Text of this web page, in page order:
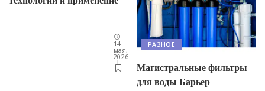
14
мая,
2026
РАЗНОЕ
Магистральные фильтры
для воды Барьер